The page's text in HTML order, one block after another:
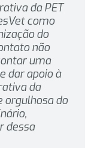
da PET
como
do
não
uma
dar apoio à
da
orgulhosa do
dessa